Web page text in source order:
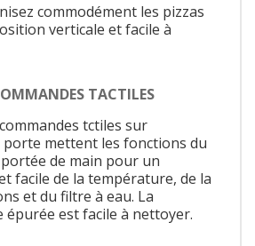
commodément les pizzas
verticale et facile à
TACTILES
tctiles sur
mettent les fonctions du
de main pour un
facile de la température, de la
et du filtre à eau. La
épurée est facile à nettoyer.